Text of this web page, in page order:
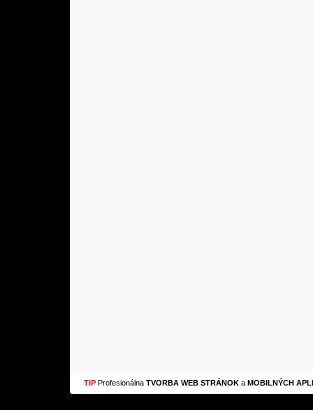
TIP Profesionálna TVORBA WEB STRÁNOK a MOBILNÝCH